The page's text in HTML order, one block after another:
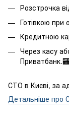
Розстрочка
Готівкою при
Кредитною
Через касу
Приватбанк.🏧
СТО в Києві, за
Детальніше про